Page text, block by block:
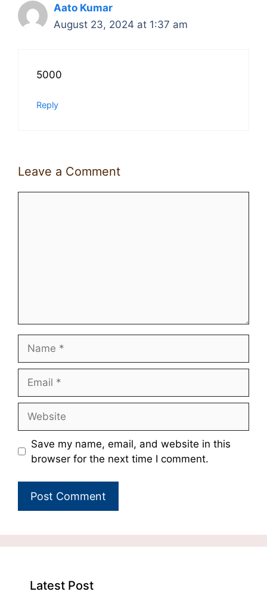
Aato Kumar
August 23, 2024 at 1:37 am
5000
Reply
Leave a Comment
Save my name, email, and website in this
browser for the next time I comment.
Latest Post